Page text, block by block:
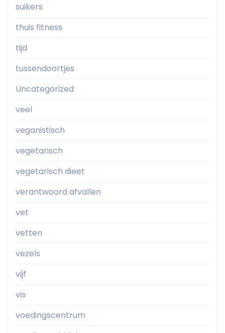
suikers
thuis fitness
tijd
tussendoortjes
Uncategorized
veel
veganistisch
vegetarisch
vegetarisch dieet
verantwoord afvallen
vet
vetten
vezels
vijf
vis
voedingscentrum